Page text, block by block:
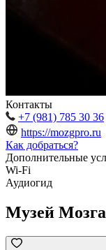
Контакты
+7 (981) 785 30 36
https://mozgpro.ru
Как добраться?
Дополнительные
Wi-Fi
Аудиогид
Музей Мозга